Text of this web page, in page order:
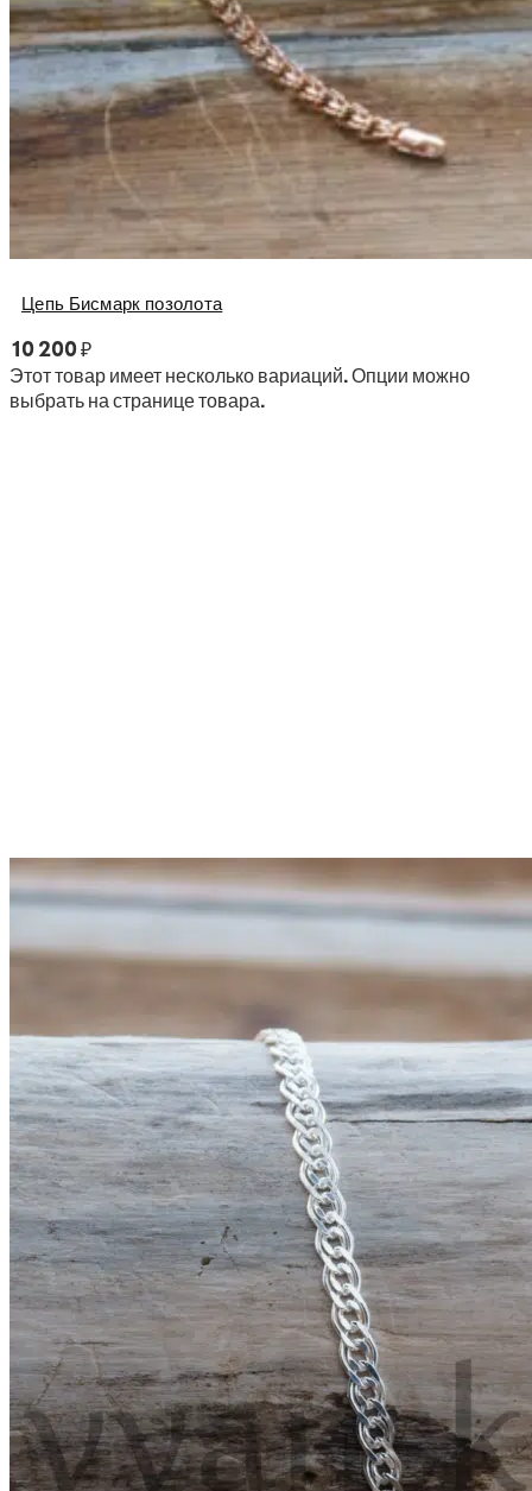
Цепь Бисмарк позолота
10 200₽
Этот товар имеет несколько вариаций. Опции можно
выбрать на странице товара.